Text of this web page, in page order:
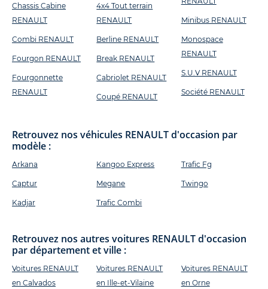
Chassis Cabine
RENAULT
Combi RENAULT
Fourgon RENAULT
Fourgonnette
RENAULT
4x4 Tout terrain
RENAULT
Berline RENAULT
Break RENAULT
Cabriolet RENAULT
Coupé RENAULT
Minibus RENAULT
Monospace
RENAULT
S.U.V RENAULT
Société RENAULT
Retrouvez nos véhicules RENAULT d'occasion par
modèle :
Arkana
Captur
Kadjar
Kangoo Express
Megane
Trafic Combi
Trafic Fg
Twingo
Retrouvez nos autres voitures RENAULT d'occasion
par département et ville :
Voitures RENAULT
en Calvados
Voitures RENAULT
en Ille-et-Vilaine
Voitures RENAULT
en Orne